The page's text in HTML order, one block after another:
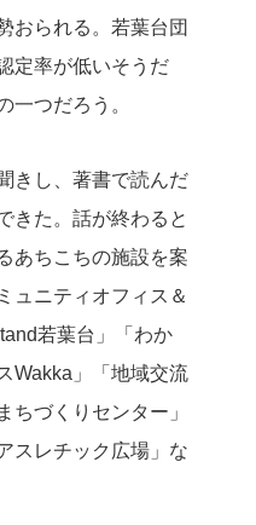
おられる。若葉台団
定率が低いそうだ
一つだろう。
きし、著書で読んだ
きた。話が終わると
あちこちの施設を案
ュニティオフィス＆
若葉台」「わか
Wakka」「地域交流
ちづくりセンター」
スレチック広場」な